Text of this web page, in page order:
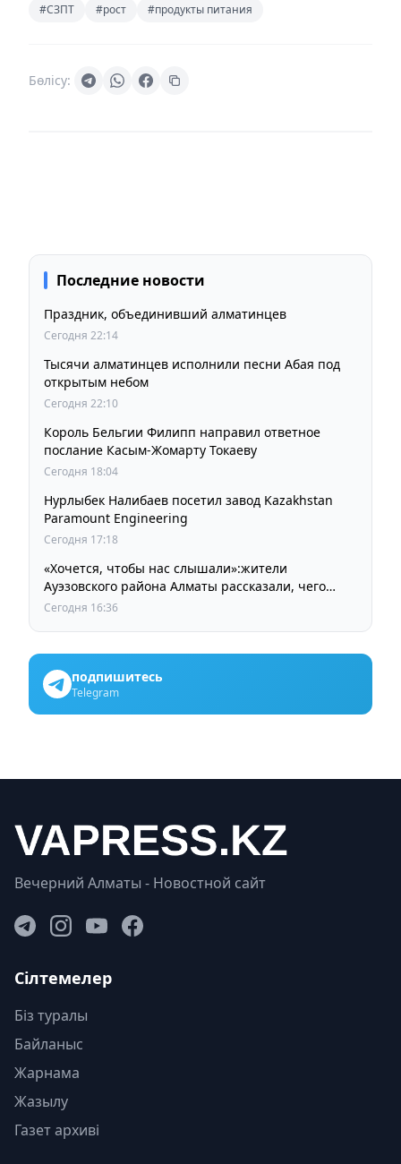
#СЗПТ #рост #продукты питания
Бөлісу:
Последние новости
Праздник, объединивший алматинцев
Сегодня 22:14
Тысячи алматинцев исполнили песни Абая под
открытым небом
Сегодня 22:10
Король Бельгии Филипп направил ответное
послание Касым-Жомарту Токаеву
Сегодня 18:04
Нурлыбек Налибаев посетил завод Kazakhstan
Paramount Engineering
Сегодня 17:18
«Хочется, чтобы нас слышали»:жители
Ауэзовского района Алматы рассказали, чего
ждут от выборов депутатов Курултая
Сегодня 16:36
подпишитесь
Telegram
Вечерний Алматы - Новостной сайт
Сілтемелер
Біз туралы
Байланыс
Жарнама
Жазылу
Газет архиві